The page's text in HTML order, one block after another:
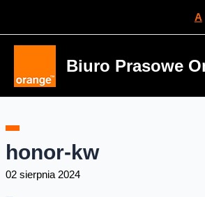
A
Biuro Prasowe
honor-kw
02 sierpnia 2024